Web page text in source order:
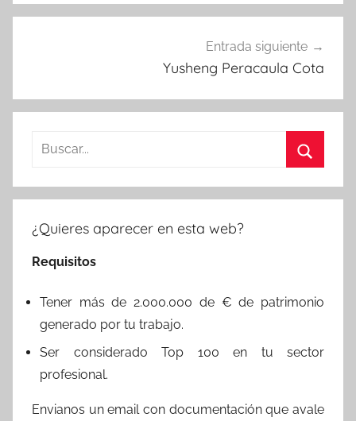
Entrada siguiente
Yusheng Peracaula Cota
Buscar:
¿Quieres aparecer en esta web?
Requisitos
Tener más de 2.000.000 de € de patrimonio
generado por tu trabajo.
Ser considerado Top 100 en tu sector
profesional.
Envianos un email con documentación que avale